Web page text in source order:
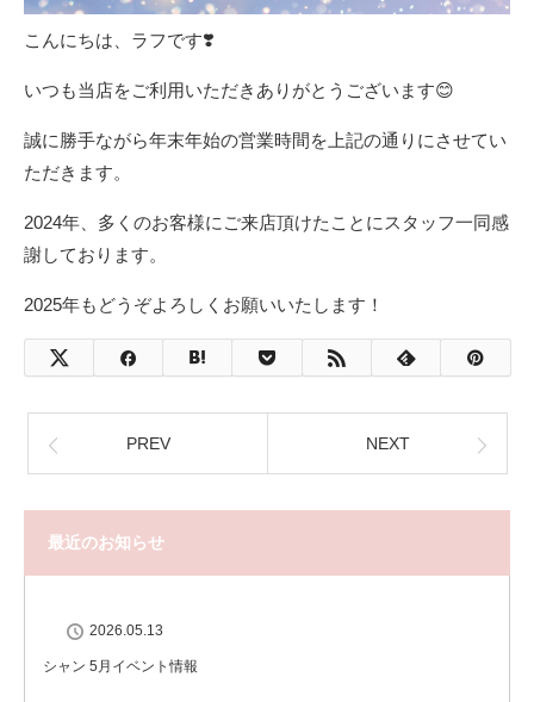
こんにちは、ラフです❣️
いつも当店をご利用いただきありがとうございます😊
誠に勝手ながら年末年始の営業時間を上記の通りにさせてい
ただきます。
2024年、多くのお客様にご来店頂けたことにスタッフ一同感
謝しております。
2025年もどうぞよろしくお願いいたします！
PREV NEXT
最近のお知らせ
2026.05.13
シャン 5月イベント情報